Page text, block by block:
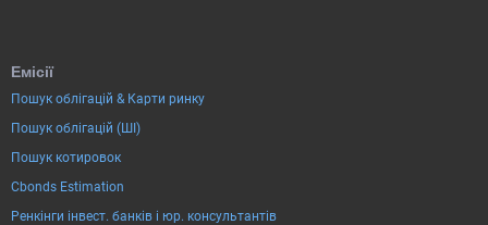
Емісії
Пошук облігацій & Карти ринку
Пошук облігацій (ШІ)
Пошук котировок
Cbonds Estimation
Ренкінги інвест. банків і юр. консультантів